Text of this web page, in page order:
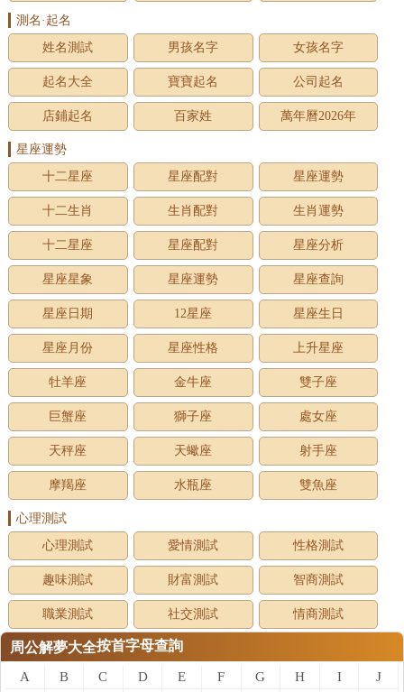
測名·起名
姓名測試
男孩名字 女孩名字
起名大全 寶寶起名 公司起名
店鋪起名 百家姓 萬年曆2026年
星座運勢
十二星座
星座配對 星座運勢
十二生肖 生肖配對 生肖運勢
十二星座 星座配對 星座分析
星座星象 星座運勢 星座查詢
星座日期 12星座 星座生日
星座月份 星座性格 上升星座
牡羊座 金牛座 雙子座
巨蟹座 獅子座 處女座
天秤座 天蠍座 射手座
摩羯座 水瓶座 雙魚座
心理測試
心理測試
愛情測試 性格測試
趣味測試 財富測試 智商測試
職業測試 社交測試 情商測試
周公解夢大全按首字母查詢
A B C D E F G H I J